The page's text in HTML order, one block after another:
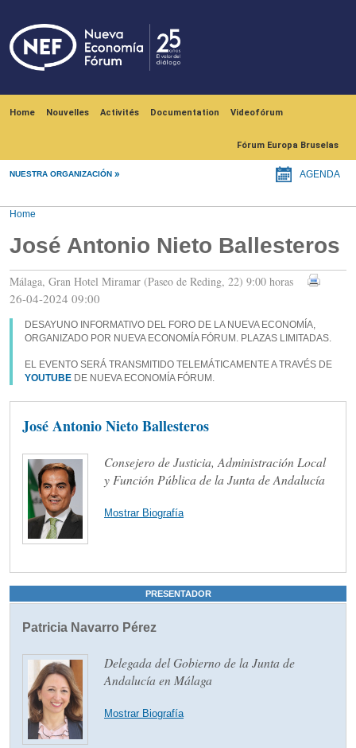
Home Nouvelles Activités Documentation Videofórum
Fórum Europa Bruselas
NUESTRA ORGANIZACIÓN AGENDA
Home
José Antonio Nieto Ballesteros
Málaga, Gran Hotel Miramar (Paseo de Reding, 22) 9:00 horas
26-04-2024 09:00
DESAYUNO INFORMATIVO DEL FORO DE LA NUEVA ECONOMÍA,
ORGANIZADO POR NUEVA ECONOMÍA FÓRUM. PLAZAS LIMITADAS.
EL EVENTO SERÁ TRANSMITIDO TELEMÁTICAMENTE A TRAVÉS DE
YOUTUBE DE NUEVA ECONOMÍA FÓRUM.
José Antonio Nieto Ballesteros
Consejero de Justicia, Administración Local
y Función Pública de la Junta de Andalucía
Mostrar Biografía
PRESENTADOR
Patricia Navarro Pérez
Delegada del Gobierno de la Junta de
Andalucía en Málaga
Mostrar Biografía